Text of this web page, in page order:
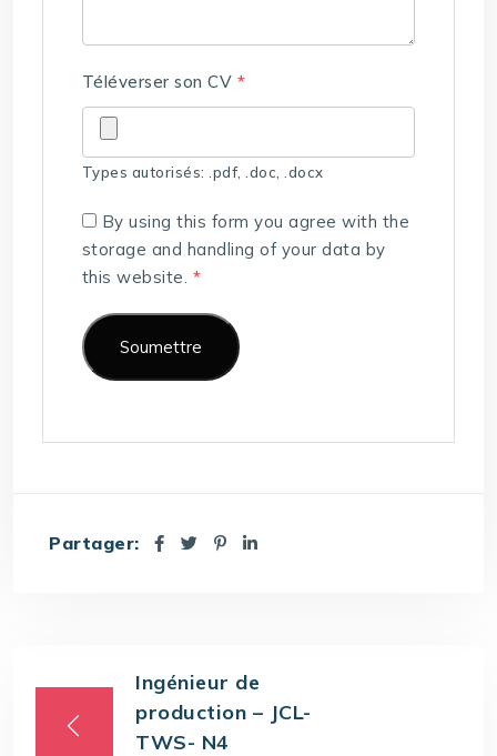
Téléverser son CV *
Types autorisés: .pdf, .doc, .docx
By using this form you agree with the
storage and handling of your data by
this website. *
Partager:
Ingénieur de
production – JCL-
TWS- N4